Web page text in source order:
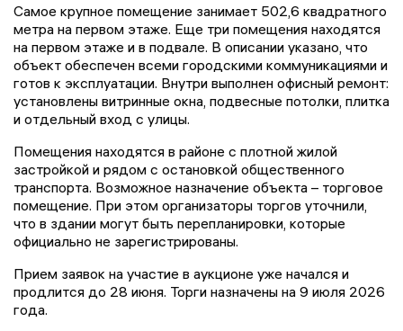
Самое крупное помещение занимает 502,6 квадратного
метра на первом этаже. Еще три помещения находятся
на первом этаже и в подвале. В описании указано, что
объект обеспечен всеми городскими коммуникациями и
готов к эксплуатации. Внутри выполнен офисный ремонт:
установлены витринные окна, подвесные потолки, плитка
и отдельный вход с улицы.
Помещения находятся в районе с плотной жилой
застройкой и рядом с остановкой общественного
транспорта. Возможное назначение объекта – торговое
помещение. При этом организаторы торгов уточнили,
что в здании могут быть перепланировки, которые
официально не зарегистрированы.
Прием заявок на участие в аукционе уже начался и
продлится до 28 июня. Торги назначены на 9 июля 2026
года.